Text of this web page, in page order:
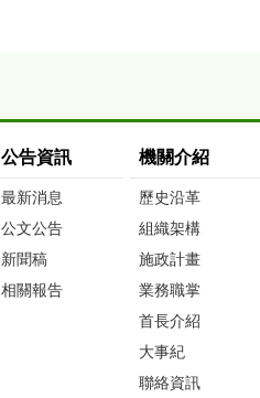
公告資訊
最新消息
公文公告
新聞稿
相關報告
機關介紹
歷史沿革
組織架構
施政計畫
業務職掌
首長介紹
大事紀
聯絡資訊